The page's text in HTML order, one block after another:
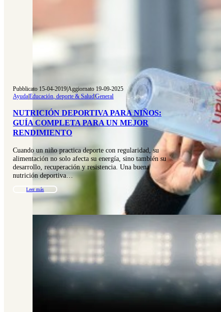
Pubblicato 15-04-2019|Aggiornato 19-09-2025
Ayuda|Educación, deporte & Salud|General
NUTRICIÓN DEPORTIVA PARA NIÑOS:
GUÍA COMPLETA PARA UN MEJOR
RENDIMIENTO
Cuando un niño practica deporte con regularidad, su
alimentación no solo afecta su energía, sino también su
desarrollo, recuperación y resistencia. Una buena
nutrición deportiva…
Leer más